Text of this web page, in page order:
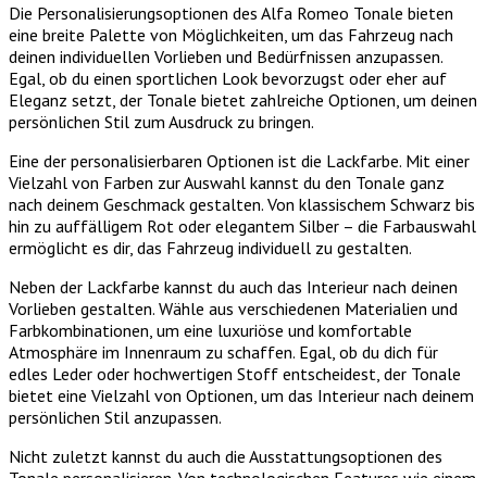
Die Personalisierungsoptionen des Alfa Romeo Tonale bieten
eine breite Palette von Möglichkeiten, um das Fahrzeug nach
deinen individuellen Vorlieben und Bedürfnissen anzupassen.
Egal, ob du einen sportlichen Look bevorzugst oder eher auf
Eleganz setzt, der Tonale bietet zahlreiche Optionen, um deinen
persönlichen Stil zum Ausdruck zu bringen.
Eine der personalisierbaren Optionen ist die Lackfarbe. Mit einer
Vielzahl von Farben zur Auswahl kannst du den Tonale ganz
nach deinem Geschmack gestalten. Von klassischem Schwarz bis
hin zu auffälligem Rot oder elegantem Silber – die Farbauswahl
ermöglicht es dir, das Fahrzeug individuell zu gestalten.
Neben der Lackfarbe kannst du auch das Interieur nach deinen
Vorlieben gestalten. Wähle aus verschiedenen Materialien und
Farbkombinationen, um eine luxuriöse und komfortable
Atmosphäre im Innenraum zu schaffen. Egal, ob du dich für
edles Leder oder hochwertigen Stoff entscheidest, der Tonale
bietet eine Vielzahl von Optionen, um das Interieur nach deinem
persönlichen Stil anzupassen.
Nicht zuletzt kannst du auch die Ausstattungsoptionen des